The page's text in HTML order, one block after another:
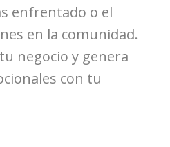
enfrentado o el
en la comunidad.
negocio y genera
con tu